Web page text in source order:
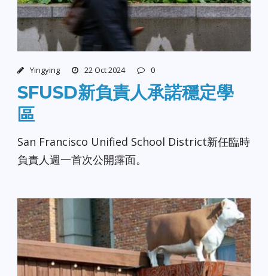
Yingying 22 Oct 2024 0
SFUSD新負責人承諾穩定學
區
San Francisco Unified School District新任臨時
負責人週一首次公開露面。